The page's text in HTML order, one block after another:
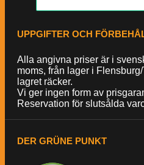
UPPGIFTER OCH
Alla angivna priser är i
moms, från lager i
lagret räcker.
Vi ger ingen form av
Reservation för slutsålda
DER GRÜNE PUNKT